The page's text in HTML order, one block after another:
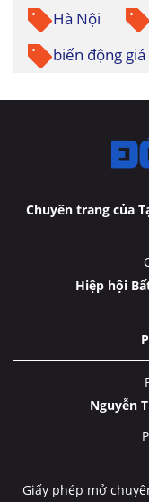
Hà Nội
biến động giá
Chuyên trang của
Hiệp hội
Nguyễn
Giấy phép mở